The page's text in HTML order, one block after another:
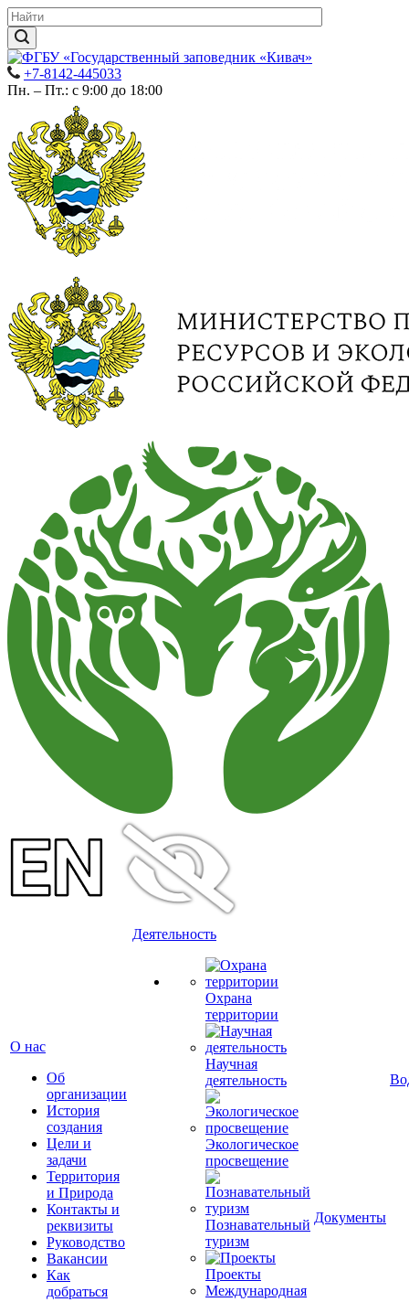
+7-8142-445033
Пн. – Пт.: с 9:00 до 18:00
О нас
Об
организации
История
создания
Цели и
задачи
Территория
и Природа
Контакты и
реквизиты
Руководство
Вакансии
Как
добраться
Деятельность
Охрана
территории
Научная
деятельность
Экологическое
просвещение
Познавательный
туризм
Проекты
Международная
Документы